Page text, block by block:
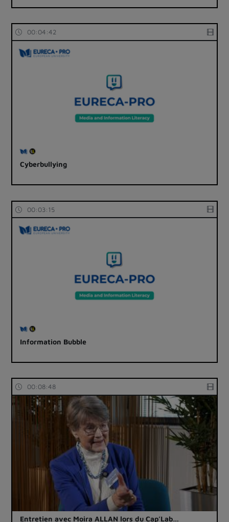
00:04:42
Cyberbullying
00:03:15
Information Bubble
00:08:48
Entretien avec Moira ALLAN lors du Cap’Lab…